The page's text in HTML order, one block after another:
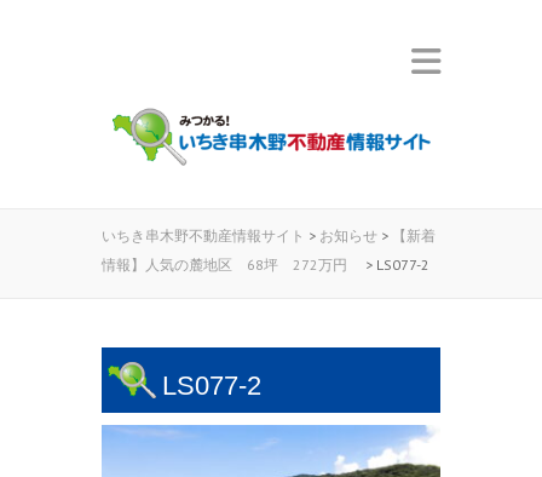
いちき串木野不動産情報サイト > お知らせ >
【新着
情報】人気の麓地区 68坪 272万円
> LS077-2
LS077-2